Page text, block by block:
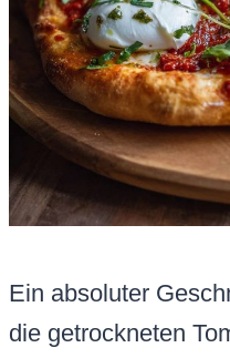
Ein absoluter
die getrockneten